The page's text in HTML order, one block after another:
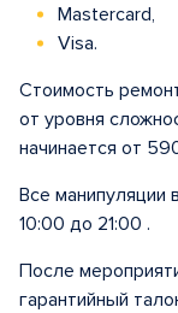
Mastercard,
Visa.
Стоимость
от уровня
начинается от
Все манипуляции
10:00 до 21:00 .
После
гарантийный